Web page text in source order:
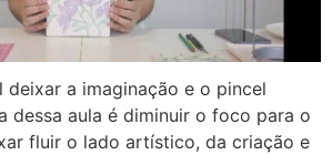
deixar a imaginação e o pincel
dessa aula é diminuir o foco para o
fluir o lado artístico, da criação e